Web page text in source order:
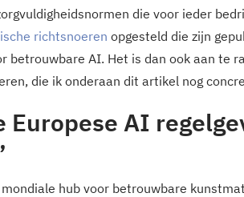
die voor ieder
richtsnoeren opgesteld die zijn
betrouwbare AI. Het is dan ook aan te
die ik onderaan dit artikel nog
Europese AI
hub voor betrouwbare